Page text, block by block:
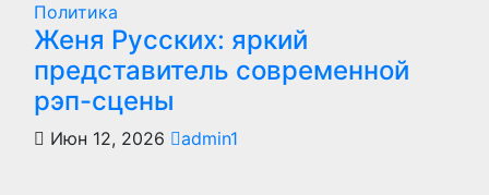
Политика
Женя Русских: яркий
представитель современной
рэп-сцены
Июн 12, 2026 admin1